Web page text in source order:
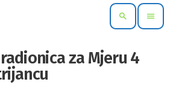
search menu
za Mjeru 4